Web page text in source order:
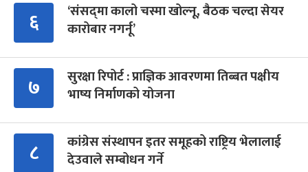
६
‘संसद्‍मा कालो चस्मा खोल्नू, बैठक चल्दा सेयर
कारोबार नगर्नू’
७
सुरक्षा रिपोर्ट : प्राज्ञिक आवरणमा तिब्बत पक्षीय
भाष्य निर्माणको योजना
८
कांग्रेस संस्थापन इतर समूहको राष्ट्रिय भेलालाई
देउवाले सम्बोधन गर्ने